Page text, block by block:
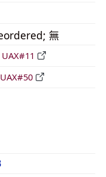
無
UAX#11
UAX#50